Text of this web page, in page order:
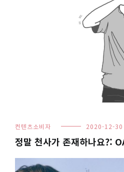
컨텐츠소비자 2020-12-30
정말 천사가 존재하나요?: